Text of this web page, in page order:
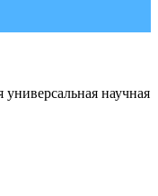
научная